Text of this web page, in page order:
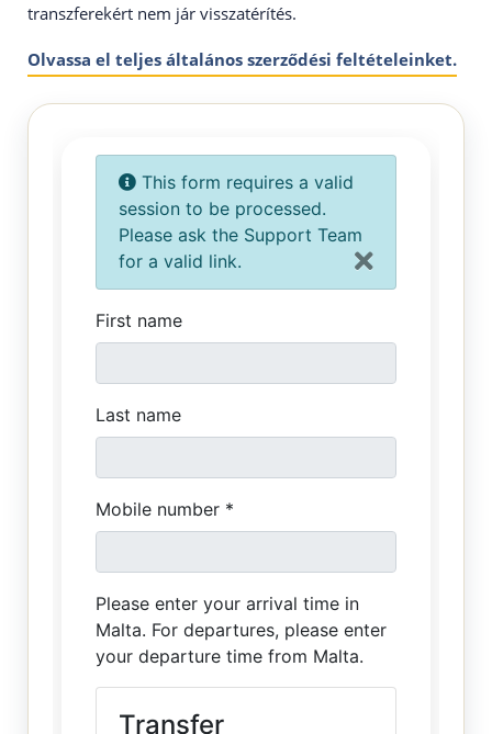
transzferekért nem jár visszatérítés.
Olvassa el teljes általános szerződési feltételeinket.